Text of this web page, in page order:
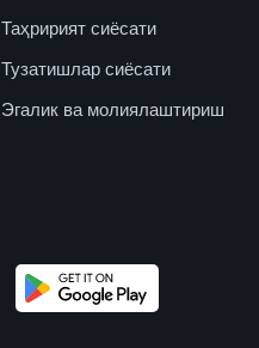
Таҳририят сиёсати
Тузатишлар сиёсати
Эгалик ва молиялаштириш